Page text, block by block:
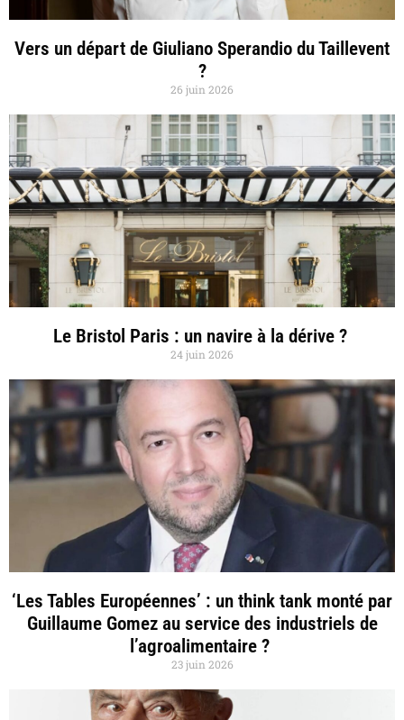
Vers un départ de Giuliano Sperandio du Taillevent
?
26 juin 2026
Le Bristol Paris : un navire à la dérive ?
24 juin 2026
‘Les Tables Européennes’ : un think tank monté par
Guillaume Gomez au service des industriels de
l’agroalimentaire ?
23 juin 2026